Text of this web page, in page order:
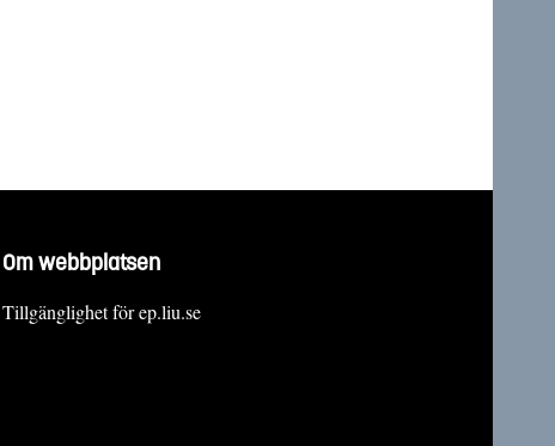
Om webbplatsen
Tillgänglighet för ep.liu.se